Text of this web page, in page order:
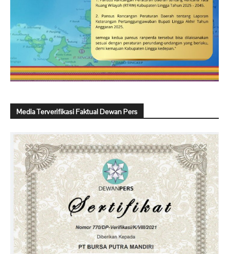
Media Terverifikasi Faktual Dewan Pers